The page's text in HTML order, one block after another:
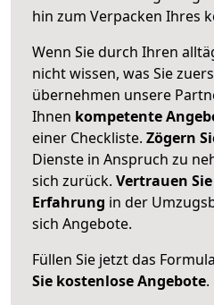
hin zum Verpacken Ihres
Wenn Sie durch Ihren
nicht wissen, was Sie
übernehmen unsere
Ihnen kompetente
einer Checkliste. Zögern
Dienste in Anspruch zu
sich zurück. Vertrauen
Erfahrung in der
sich Angebote.
Füllen Sie jetzt das
Sie kostenlose Angebote.